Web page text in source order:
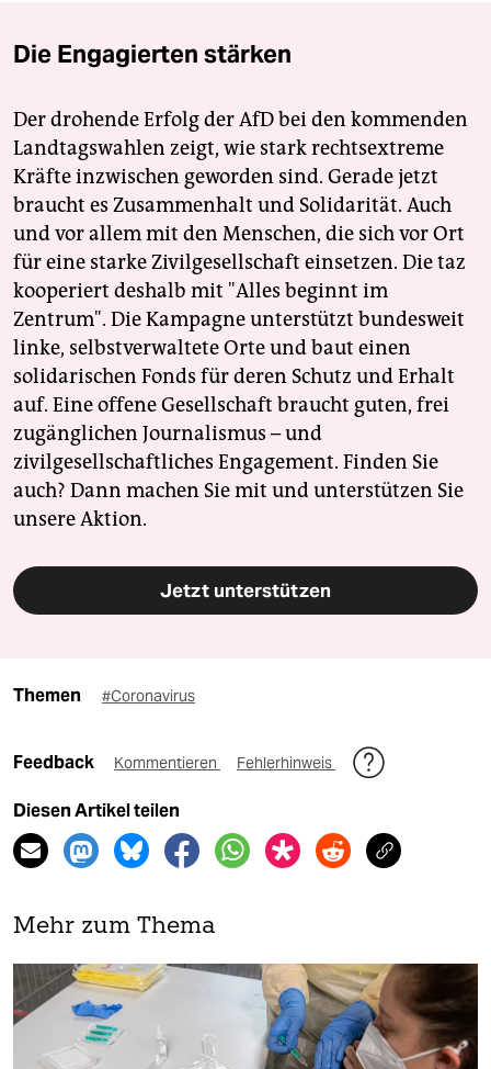
Die Engagierten stärken
Der drohende Erfolg der AfD bei den kommenden
Landtagswahlen zeigt, wie stark rechtsextreme
Kräfte inzwischen geworden sind. Gerade jetzt
braucht es Zusammenhalt und Solidarität. Auch
und vor allem mit den Menschen, die sich vor Ort
für eine starke Zivilgesellschaft einsetzen. Die taz
kooperiert deshalb mit "Alles beginnt im
Zentrum". Die Kampagne unterstützt bundesweit
linke, selbstverwaltete Orte und baut einen
solidarischen Fonds für deren Schutz und Erhalt
auf. Eine offene Gesellschaft braucht guten, frei
zugänglichen Journalismus – und
zivilgesellschaftliches Engagement. Finden Sie
auch? Dann machen Sie mit und unterstützen Sie
unsere Aktion.
Jetzt unterstützen
Themen #Coronavirus
Feedback Kommentieren Fehlerhinweis
Diesen Artikel teilen
Mehr zum Thema